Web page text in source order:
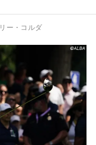
ー・コルダ